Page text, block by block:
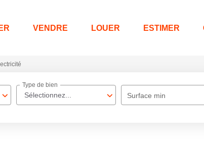
VENDRE LOUER ESTIMER
Sélectionnez...
Type de bien
Surface min